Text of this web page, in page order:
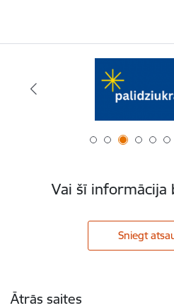
Vai šī informācija
Sniegt
Ātrās saites